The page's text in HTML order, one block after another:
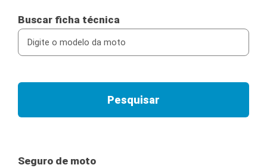
Buscar ficha técnica
Seguro de moto